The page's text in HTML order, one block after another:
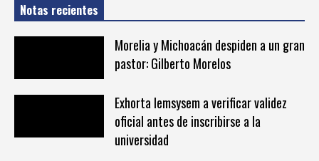
Notas recientes
Morelia y Michoacán despiden a un gran
pastor: Gilberto Morelos
Exhorta Iemsysem a verificar validez
oficial antes de inscribirse a la
universidad